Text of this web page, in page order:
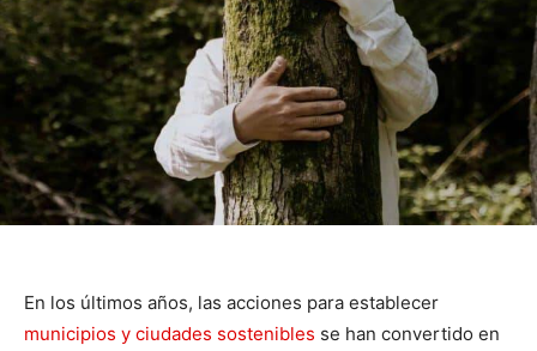
En los últimos años, las acciones para establecer
municipios y ciudades sostenibles se han convertido en